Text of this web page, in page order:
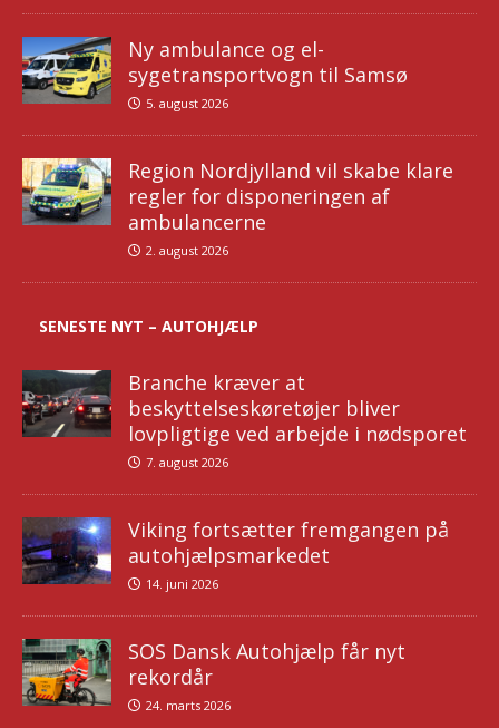
Ny ambulance og el-
sygetransportvogn til Samsø
5. august 2026
Region Nordjylland vil skabe klare
regler for disponeringen af
ambulancerne
2. august 2026
SENESTE NYT – AUTOHJÆLP
Branche kræver at
beskyttelseskøretøjer bliver
lovpligtige ved arbejde i nødsporet
7. august 2026
Viking fortsætter fremgangen på
autohjælpsmarkedet
14. juni 2026
SOS Dansk Autohjælp får nyt
rekordår
24. marts 2026